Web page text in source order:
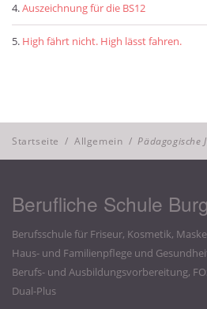
Auszeichnung für die BS12
High fährt nicht. High lässt fahren.
Startseite / Allgemein /Pädagogische
Berufliche Schule
Berufsschule für Friseur, Kosmetik,
Haus- und Familienpflege und
Berufs- und Ausbildungsvorbereitung,
Dual-Plus